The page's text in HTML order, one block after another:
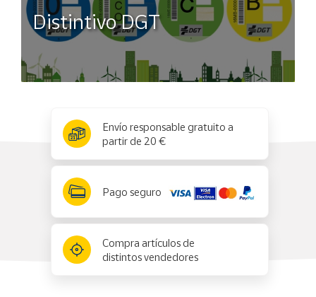
Distintivo DGT
Envío responsable gratuito a
partir de 20 €
Pago seguro
Compra artículos de
distintos vendedores